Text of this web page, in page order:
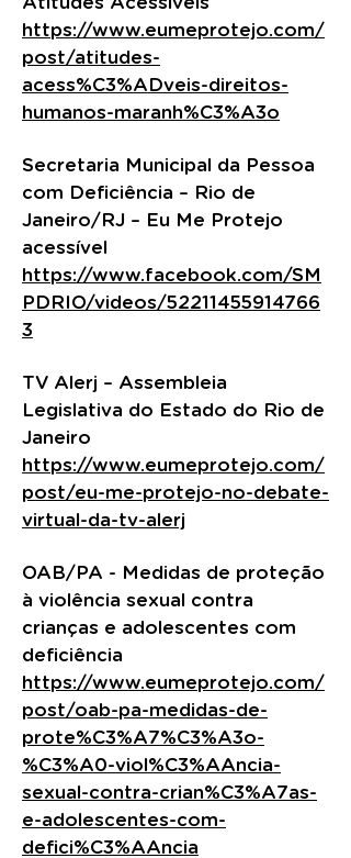
https://www.eumeprotejo.com/
post/atitudes-
acess%C3%ADveis-direitos-
humanos-maranh%C3%A3o
Secretaria Municipal da Pessoa
com Deficiência – Rio de
Janeiro/RJ – Eu Me Protejo
acessível
https://www.facebook.com/SM
PDRIO/videos/52211455914766
3
TV Alerj – Assembleia
Legislativa do Estado do Rio de
Janeiro
https://www.eumeprotejo.com/
post/eu-me-protejo-no-debate-
virtual-da-tv-alerj
OAB/PA - Medidas de proteção
à violência sexual contra
crianças e adolescentes com
deficiência
https://www.eumeprotejo.com/
post/oab-pa-medidas-de-
prote%C3%A7%C3%A3o-
%C3%A0-viol%C3%AAncia-
sexual-contra-crian%C3%A7as-
e-adolescentes-com-
defici%C3%AAncia